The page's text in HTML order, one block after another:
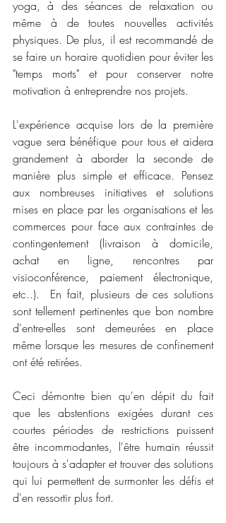
yoga, à des séances de relaxation ou
même à de toutes nouvelles activités
physiques. De plus, il est recommandé de
se faire un horaire quotidien pour éviter les
"temps morts" et pour conserver notre
motivation à entreprendre nos projets.
L'expérience acquise lors de la première
vague sera bénéfique pour tous et aidera
grandement à aborder la seconde de
manière plus simple et efficace. Pensez
aux nombreuses initiatives et solutions
mises en place par les organisations et les
commerces pour face aux contraintes de
contingentement (livraison à domicile,
achat en ligne, rencontres par
visioconférence, paiement électronique,
etc..).  En fait, plusieurs de ces solutions
sont tellement pertinentes que bon nombre
d'entre-elles sont demeurées en place
même lorsque les mesures de confinement
ont été retirées.
Ceci démontre bien qu'en dépit du fait
que les abstentions exigées durant ces
courtes périodes de restrictions puissent
être incommodantes, l'être humain réussit
toujours à s'adapter et trouver des solutions
qui lui permettent de surmonter les défis et
d'en ressortir plus fort.